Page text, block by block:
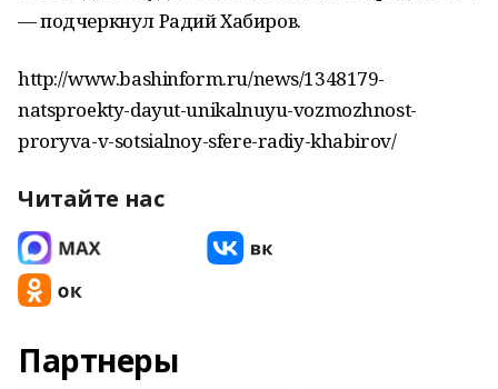
— подчеркнул Радий Хабиров.
http://www.bashinform.ru/news/1348179-
natsproekty-dayut-unikalnuyu-vozmozhnost-
proryva-v-sotsialnoy-sfere-radiy-khabirov/
Читайте нас
Партнеры